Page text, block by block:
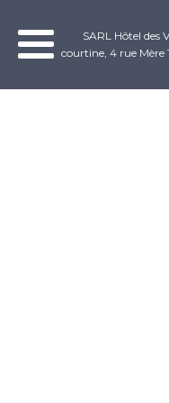
SARL Hôtel des
courtine, 4 rue